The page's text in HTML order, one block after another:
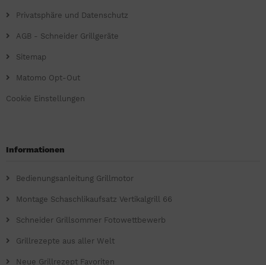
Privatsphäre und Datenschutz
AGB - Schneider Grillgeräte
Sitemap
Matomo Opt-Out
Cookie Einstellungen
Informationen
Bedienungsanleitung Grillmotor
Montage Schaschlikaufsatz Vertikalgrill 66
Schneider Grillsommer Fotowettbewerb
Grillrezepte aus aller Welt
Neue Grillrezept Favoriten